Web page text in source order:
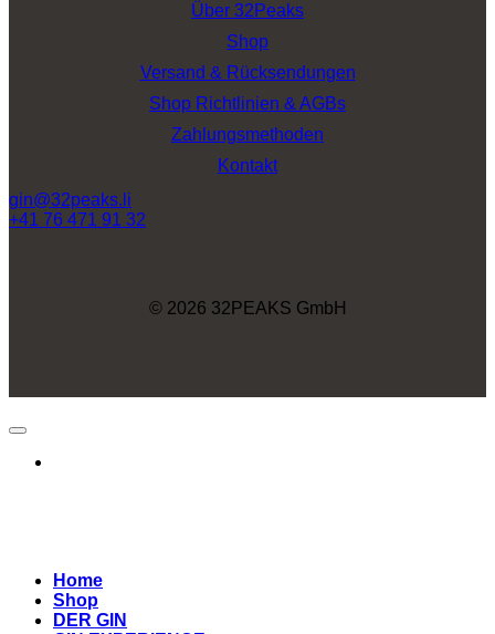
Über 32Peaks
Shop
Versand & Rücksendungen
Shop Richtlinien & AGBs
Zahlungsmethoden
Kontakt
gin@32peaks.li
+41 76 471 91 32
© 2026 32PEAKS GmbH
Home
Shop
DER GIN